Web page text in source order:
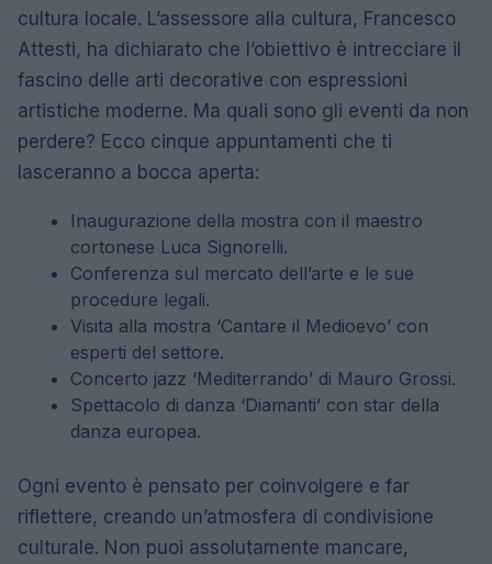
cultura locale. L’assessore alla cultura, Francesco
Attesti, ha dichiarato che l’obiettivo è intrecciare il
fascino delle arti decorative con espressioni
artistiche moderne. Ma quali sono gli eventi da non
perdere? Ecco cinque appuntamenti che ti
lasceranno a bocca aperta:
Inaugurazione della mostra con il maestro
cortonese Luca Signorelli.
Conferenza sul mercato dell’arte e le sue
procedure legali.
Visita alla mostra ‘Cantare il Medioevo’ con
esperti del settore.
Concerto jazz ‘Mediterrando’ di Mauro Grossi.
Spettacolo di danza ‘Diamanti’ con star della
danza europea.
Ogni evento è pensato per coinvolgere e far
riflettere, creando un’atmosfera di condivisione
culturale. Non puoi assolutamente mancare,